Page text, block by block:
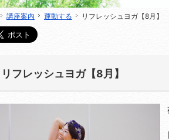
ホーム
講座案内 運動する リフレッシュヨガ【8月】
リフレッシュヨガ【8月】
ホーム
講座案内 運動する リフレッシュヨガ【8月】